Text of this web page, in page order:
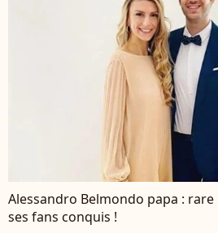
Alessandro Belmondo papa :
ses fans conquis !